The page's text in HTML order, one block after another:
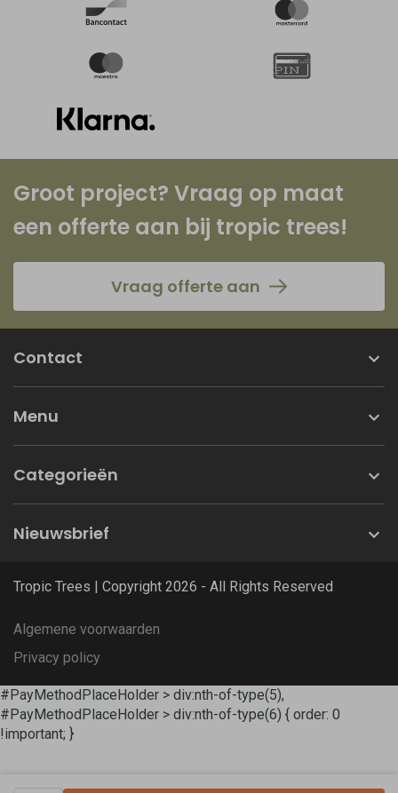
Groot project? Vraag op maat
een offerte aan bij tropic trees!
Vraag offerte aan
Contact
Menu
Categorieën
Nieuwsbrief
Tropic Trees | Copyright 2026 - All Rights Reserved
Algemene voorwaarden
Privacy policy
#PayMethodPlaceHolder > div:nth-of-type(5),
#PayMethodPlaceHolder > div:nth-of-type(6) { order: 0
!important; }